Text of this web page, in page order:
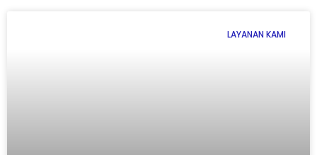
LAYANAN KAMI